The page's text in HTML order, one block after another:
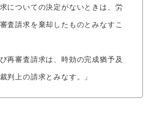
についての決定がないときは、労
査請求を棄却したものとみなすこ
再審査請求は、時効の完成猶予及
判上の請求とみなす。」